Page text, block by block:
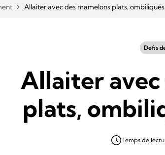
Allaiter avec des mamelons plats,
Defis
Allaiter avec
plats,
Temps de